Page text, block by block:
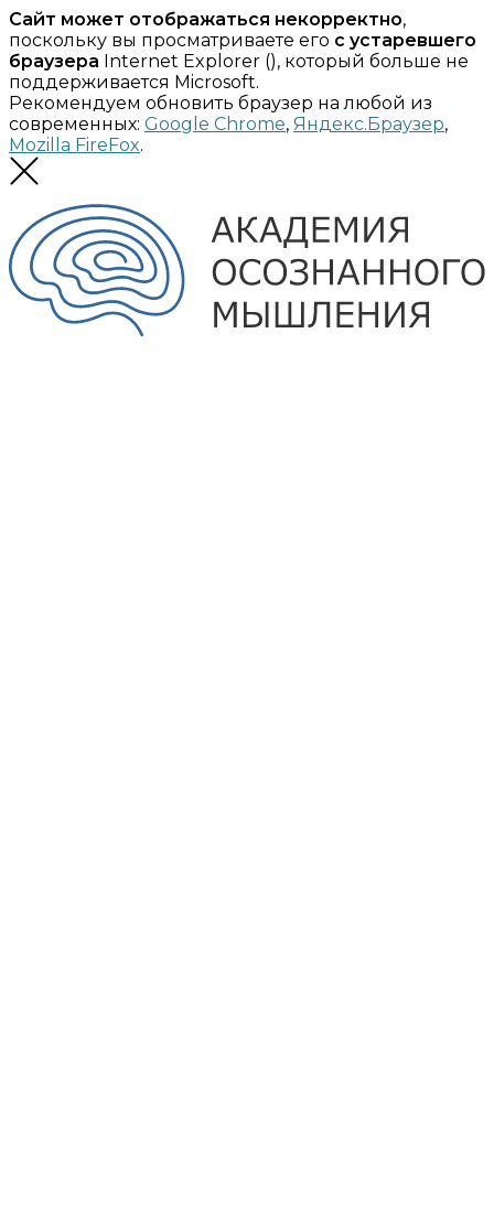
Сайт может отображаться некорректно,
поскольку вы просматриваете его с устаревшего
браузера Internet Explorer (), который больше не
поддерживается Microsoft.
Рекомендуем обновить браузер на любой из
современных: Google Chrome, Яндекс.Браузер,
Mozilla FireFox.